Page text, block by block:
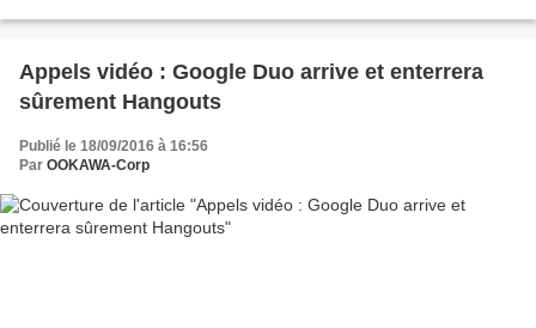
Appels vidéo : Google Duo arrive et enterrera
sûrement Hangouts
Publié le 18/09/2016 à 16:56
Par OOKAWA-Corp